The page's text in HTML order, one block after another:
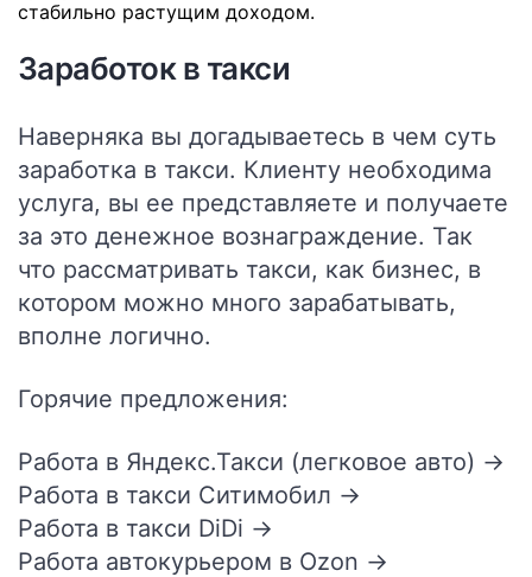
стабильно растущим доходом.
Заработок в такси
Наверняка вы догадываетесь в чем суть
заработка в такси. Клиенту необходима
услуга, вы ее представляете и получаете
за это денежное вознаграждение. Так
что рассматривать такси, как бизнес, в
котором можно много зарабатывать,
вполне логично.
Горячие предложения:
Работа в Яндекс.Такси (легковое авто) →
Работа в такси Ситимобил →
Работа в такси DiDi →
Работа автокурьером в Ozon →